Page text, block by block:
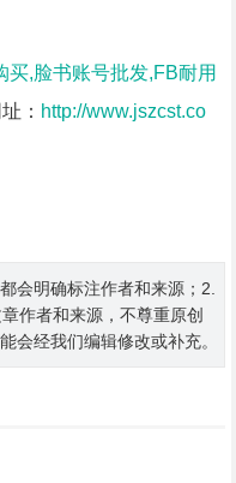
,脸书账号批发,FB耐用
： http://www.jszcst.co
会明确标注作者和来源；2.
作者和来源，不尊重原创
会经我们编辑修改或补充。